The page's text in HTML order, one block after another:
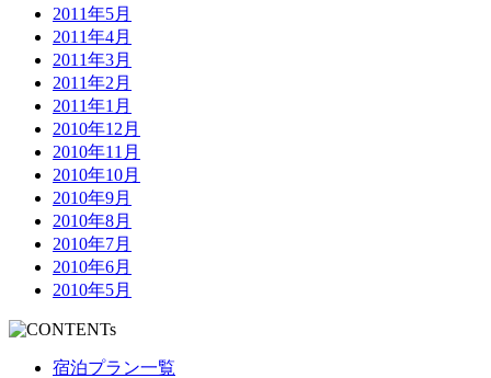
2011年5月
2011年4月
2011年3月
2011年2月
2011年1月
2010年12月
2010年11月
2010年10月
2010年9月
2010年8月
2010年7月
2010年6月
2010年5月
宿泊プラン一覧